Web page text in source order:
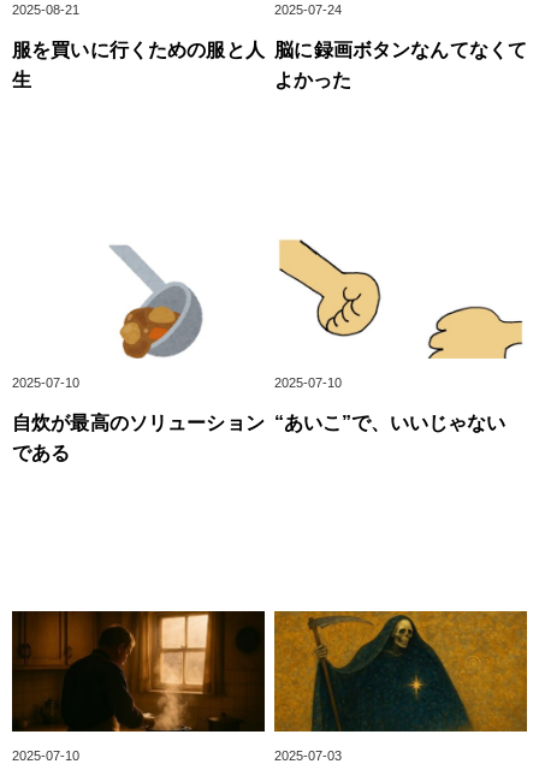
2025-08-21
服を買いに行くための服と人
生
2025-07-24
脳に録画ボタンなんてなくて
よかった
2025-07-10
自炊が最高のソリューション
である
2025-07-10
“あいこ”で、いいじゃない
2025-07-10 2025-07-03